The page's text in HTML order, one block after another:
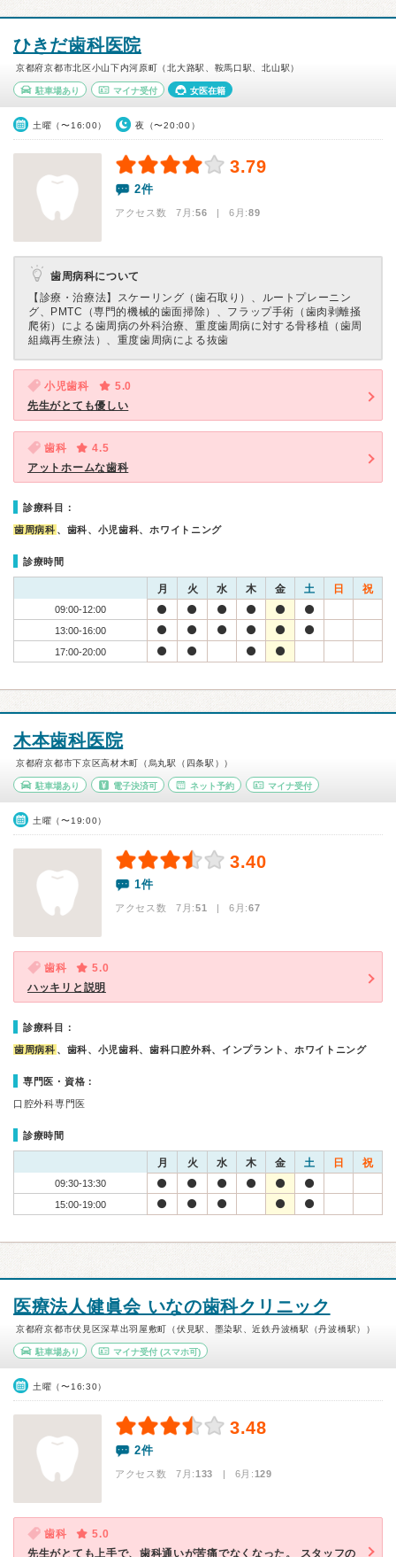
ひきだ歯科医院
京都府京都市北区小山下内河原町（北大路駅、鞍馬口駅、北山駅）
駐車場あり マイナ受付 女医在籍
土曜（〜16:00） 夜（〜20:00）
3.79
2件
アクセス数 7月:56 | 6月:89
歯周病科について
【診療・治療法】 スケーリング（歯石取り）、ルートプレーニン
グ、PMTC（専門的機械的歯面掃除）、フラップ手術（歯肉剥離掻
爬術）による歯周病の外科治療、重度歯周病に対する骨移植（歯周
組織再生療法）、重度歯周病による抜歯
小児歯科
5.0
先生がとても優しい
歯科
4.5
アットホームな歯科
診療科目：
歯周病科 、歯科、小児歯科、ホワイトニング
診療時間
月 火 水 木 金 土 日 祝
09:00-12:00
13:00-16:00
17:00-20:00
木本歯科医院
京都府京都市下京区高材木町（烏丸駅（四条駅））
駐車場あり 電子決済可 ネット予約 マイナ受付
土曜（〜19:00）
3.40
1件
アクセス数 7月:51 | 6月:67
歯科
5.0
ハッキリと説明
診療科目：
歯周病科 、歯科、小児歯科、歯科口腔外科、インプラント、ホワイトニング
専門医・資格：
口腔外科専門医
診療時間
月 火 水 木 金 土 日 祝
09:30-13:30
15:00-19:00
医療法人健眞会 いなの歯科クリニック
京都府京都市伏見区深草出羽屋敷町（伏見駅、墨染駅、近鉄丹波橋駅（丹波橋駅））
駐車場あり マイナ受付(スマホ可)
土曜（〜16:30）
3.48
2件
アクセス数 7月:133 | 6月:129
歯科
5.0
先生がとても上手で、歯科通いが苦痛でなくなった。 スタッフの